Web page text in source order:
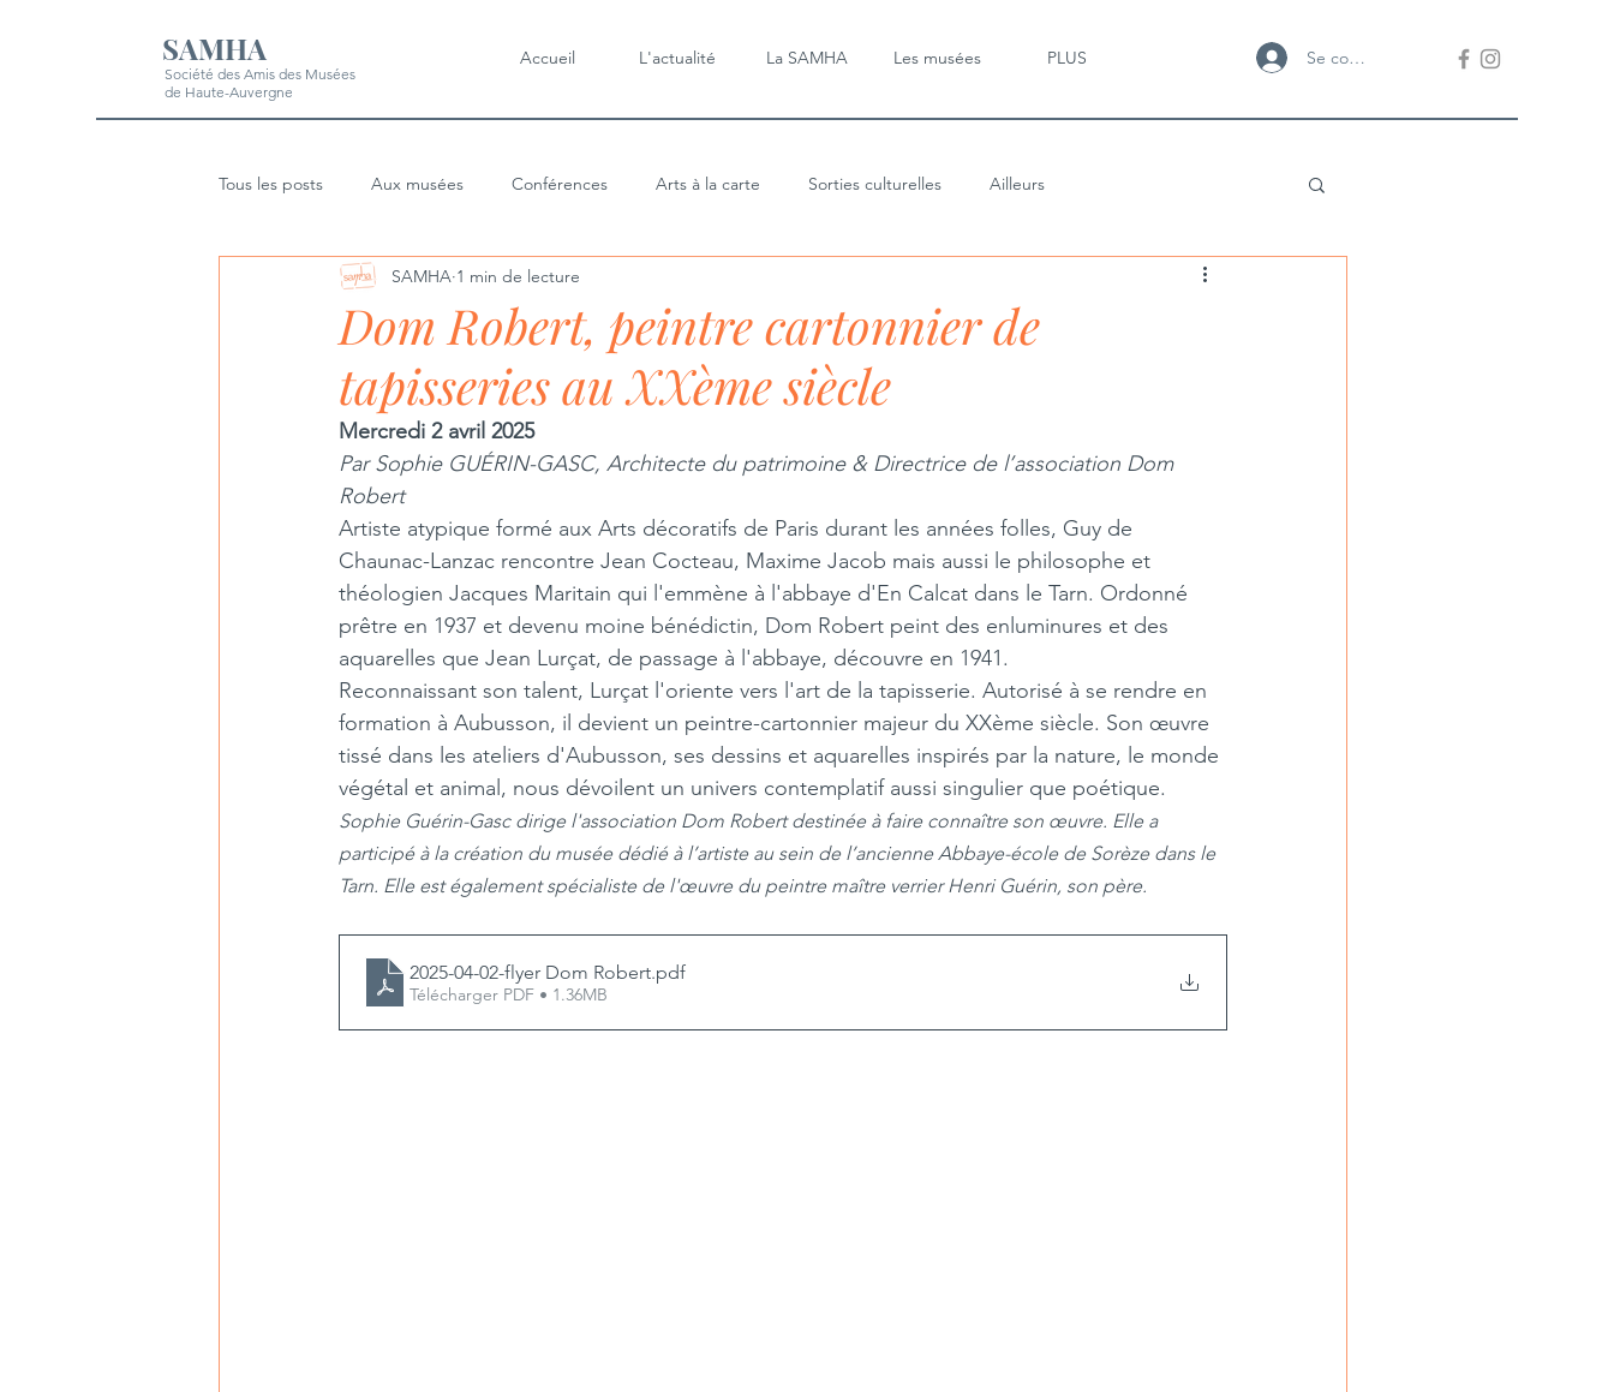
SAMHA
Société des Amis des Musées
de Haute-Auvergne
Accueil L'actualité La SAMHA Les musées PLUS Se connecter
Tous les posts Aux musées Conférences Arts à la carte Sorties culturelles Ailleurs
Dom Robert, peintre cartonnier de
tapisseries au XXème siècle
SAMHA 1 min de lecture
Mercredi 2 avril 2025
Par Sophie GUÉRIN-GASC, Architecte du patrimoine & Directrice de l’association Dom
Robert
Artiste atypique formé aux Arts décoratifs de Paris durant les années folles, Guy de
Chaunac-Lanzac rencontre Jean Cocteau, Maxime Jacob mais aussi le philosophe et
théologien Jacques Maritain qui l'emmène à l'abbaye d'En Calcat dans le Tarn. Ordonné
prêtre en 1937 et devenu moine bénédictin, Dom Robert peint des enluminures et des
aquarelles que Jean Lurçat, de passage à l'abbaye, découvre en 1941.
Reconnaissant son talent, Lurçat l'oriente vers l'art de la tapisserie. Autorisé à se rendre en
formation à Aubusson, il devient un peintre-cartonnier majeur du XXème siècle. Son œuvre
tissé dans les ateliers d'Aubusson, ses dessins et aquarelles inspirés par la nature, le monde
végétal et animal, nous dévoilent un univers contemplatif aussi singulier que poétique.
Sophie Guérin-Gasc dirige l'association Dom Robert destinée à faire connaître son œuvre. Elle a
participé à la création du musée dédié à l’artiste au sein de l’ancienne Abbaye-école de Sorèze dans le
Tarn. Elle est également spécialiste de l'œuvre du peintre maître verrier Henri Guérin, son père.
2025-04-02-flyer Dom Robert.pdf
Télécharger PDF • 1.36MB